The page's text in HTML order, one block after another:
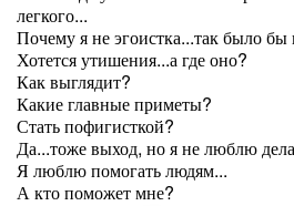
легкого...
Почему я не эгоистка...так было
Хотется утишения...а где оно?
Как выглядит?
Какие главные приметы?
Стать пофигисткой?
Да...тоже выход, но я не люблю
Я люблю помогать людям...
А кто поможет мне?